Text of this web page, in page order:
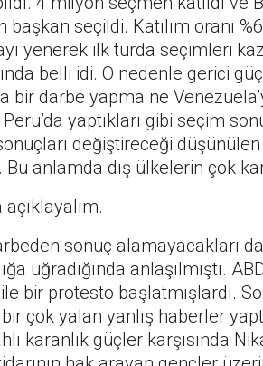
başkan seçildi. Katılım oranı
yenerek ilk turda seçimleri
belli idi. O nedenle gerici
bir darbe yapma ne
yaptıkları gibi seçim
değiştireceği düşünülen
anlamda dış ülkelerin çok
sonuç alamayacakları
uğradığında anlaşılmıştı.
bir protesto başlatmışlardı.
çok yalan yanlış haberler
karanlık güçler karşısında